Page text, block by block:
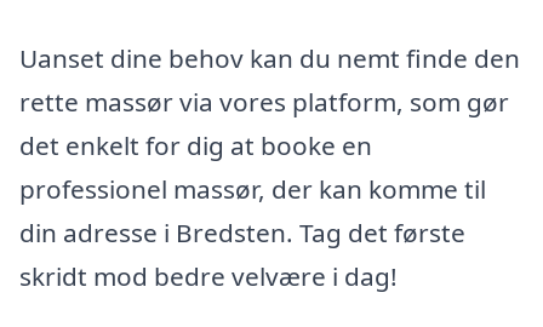
Uanset dine behov kan du nemt finde den
rette massør via vores platform, som gør
det enkelt for dig at booke en
professionel massør, der kan komme til
din adresse i Bredsten. Tag det første
skridt mod bedre velvære i dag!